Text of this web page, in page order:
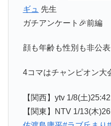
ギュ 先生
ガチアンケート🎉前編
顔も年齢も性別も非公
4コマはチャンピオン大
【関西】ytv 1/8(土)25:42
【関東】NTV 1/13(木